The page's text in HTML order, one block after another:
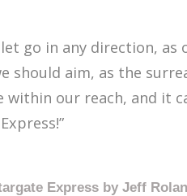
go in any direction, as
should aim, as the
within our reach, and it
Express by Jeff